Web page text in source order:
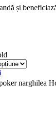
și
narghilea